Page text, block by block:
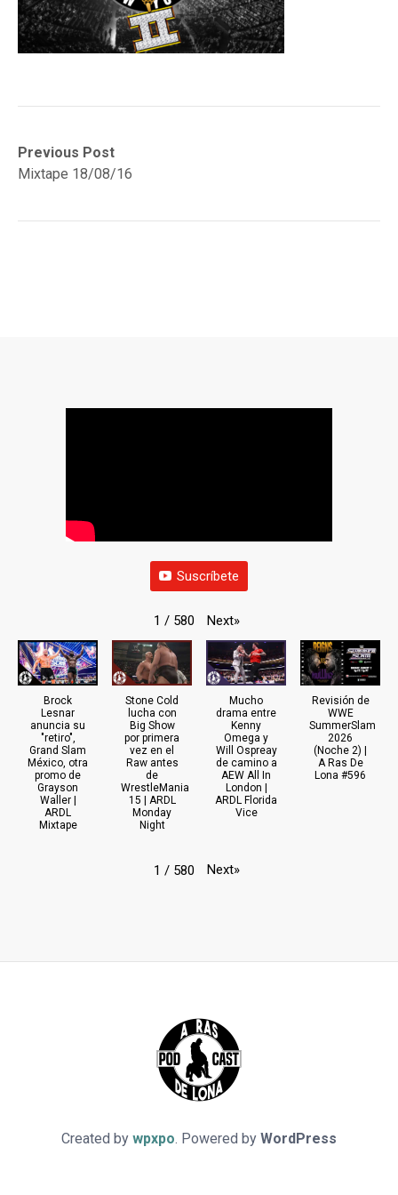
Navegación
de
Previous Post
Previous
post:Mixtape 18/08/16
Suscríbete
1 / 580 Next»
Brock
Lesnar
anuncia su
"retiro",
Grand Slam
México, otra
promo de
Grayson
Waller |
ARDL
Mixtape
Stone Cold
lucha con
Big Show
por primera
vez en el
Raw antes
de
WrestleMania
15 | ARDL
Monday
Night
Mucho
drama entre
Kenny
Omega y
Will Ospreay
de camino a
AEW All In
London |
ARDL Florida
Vice
Revisión de
WWE
SummerSlam
2026
(Noche 2) |
A Ras De
Lona #596
1 / 580 Next»
Created by wpxpo. Powered by WordPress